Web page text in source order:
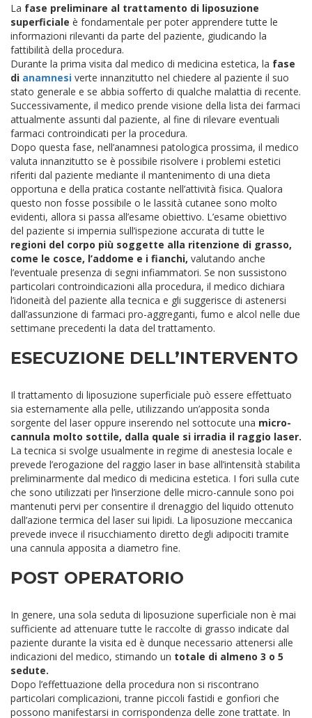
La fase preliminare al trattamento di liposuzione
superficiale è fondamentale per poter apprendere tutte le
informazioni rilevanti da parte del paziente, giudicando la
fattibilità della procedura.
Durante la prima visita dal medico di medicina estetica, la fase
di anamnesi verte innanzitutto nel chiedere al paziente il suo
stato generale e se abbia sofferto di qualche malattia di recente.
Successivamente, il medico prende visione della lista dei farmaci
attualmente assunti dal paziente, al fine di rilevare eventuali
farmaci controindicati per la procedura.
Dopo questa fase, nell’anamnesi patologica prossima, il medico
valuta innanzitutto se è possibile risolvere i problemi estetici
riferiti dal paziente mediante il mantenimento di una dieta
opportuna e della pratica costante nell’attività fisica. Qualora
questo non fosse possibile o le lassità cutanee sono molto
evidenti, allora si passa all’esame obiettivo. L’esame obiettivo
del paziente si impernia sull’ispezione accurata di tutte le
regioni del corpo più soggette alla ritenzione di grasso,
come le cosce, l’addome e i fianchi, valutando anche
l’eventuale presenza di segni infiammatori. Se non sussistono
particolari controindicazioni alla procedura, il medico dichiara
l’idoneità del paziente alla tecnica e gli suggerisce di astenersi
dall’assunzione di farmaci pro-aggreganti, fumo e alcol nelle due
settimane precedenti la data del trattamento.
ESECUZIONE DELL’INTERVENTO
Il trattamento di liposuzione superficiale può essere effettuato
sia esternamente alla pelle, utilizzando un’apposita sonda
sorgente del laser oppure inserendo nel sottocute una micro-
cannula molto sottile, dalla quale si irradia il raggio laser.
La tecnica si svolge usualmente in regime di anestesia locale e
prevede l’erogazione del raggio laser in base all’intensità stabilita
preliminarmente dal medico di medicina estetica. I fori sulla cute
che sono utilizzati per l’inserzione delle micro-cannule sono poi
mantenuti pervi per consentire il drenaggio del liquido ottenuto
dall’azione termica del laser sui lipidi. La liposuzione meccanica
prevede invece il risucchiamento diretto degli adipociti tramite
una cannula apposita a diametro fine.
POST OPERATORIO
In genere, una sola seduta di liposuzione superficiale non è mai
sufficiente ad attenuare tutte le raccolte di grasso indicate dal
paziente durante la visita ed è dunque necessario attenersi alle
indicazioni del medico, stimando un totale di almeno 3 o 5
sedute.
Dopo l’effettuazione della procedura non si riscontrano
particolari complicazioni, tranne piccoli fastidi e gonfiori che
possono manifestarsi in corrispondenza delle zone trattate. In